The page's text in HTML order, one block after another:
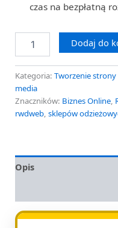
czas na bezpłatną
Dodaj do
Kategoria: Tworzenie
media
Znaczników: Biznes Online,
rwdweb, sklepów
Opis